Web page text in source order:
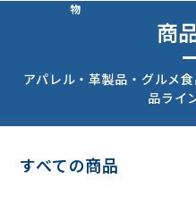
物
商
アパレル・革製品・グルメ
品ライ
すべての商品